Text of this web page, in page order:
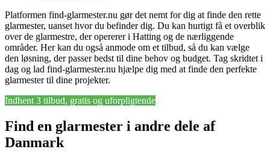
Platformen find-glarmester.nu gør det nemt for dig at finde den rette
glarmester, uanset hvor du befinder dig. Du kan hurtigt få et overblik
over de glarmestre, der opererer i Hatting og de nærliggende
områder. Her kan du også anmode om et tilbud, så du kan vælge
den løsning, der passer bedst til dine behov og budget. Tag skridtet i
dag og lad find-glarmester.nu hjælpe dig med at finde den perfekte
glarmester til dine projekter.
Indhent 3 tilbud, gratis og uforpligtende
Find en glarmester i andre dele af
Danmark